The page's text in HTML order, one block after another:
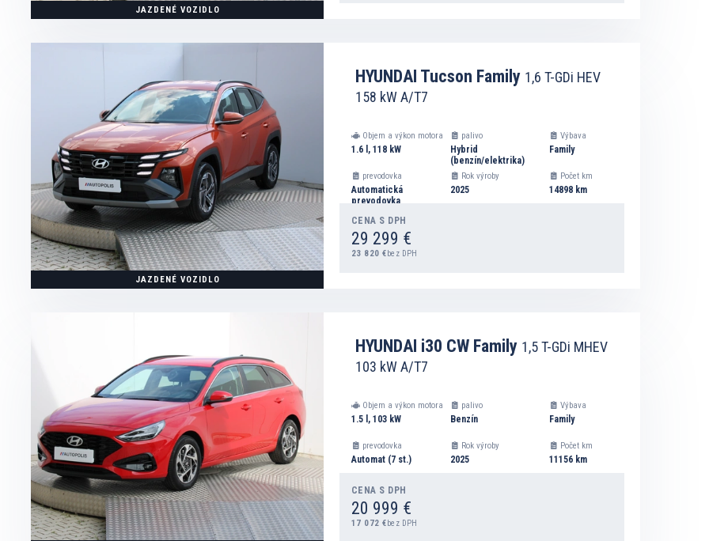
JAZDENÉ VOZIDLO
DETAIL
PRIDAŤ DO ZOZNAMU NA VÝPOČET SPLÁTOK
JAZDENÉ VOZIDLO
HYUNDAI Tucson Family 1,6 T-GDi HEV
158 kW A/T7
Objem a výkon motora
1.6 l, 118 kW
palivo
Hybrid
(benzín/elektrika)
Výbava
Family
prevodovka
Automatická
prevodovka
Rok výroby
2025
Počet km
14898 km
CENA S DPH
29 299 €
23 820 € bez DPH
DETAIL
PRIDAŤ DO ZOZNAMU NA VÝPOČET SPLÁTOK
HYUNDAI i30 CW Family 1,5 T-GDi MHEV
103 kW A/T7
Objem a výkon motora
1.5 l, 103 kW
palivo
Benzín
Výbava
Family
prevodovka
Automat (7 st.)
Rok výroby
2025
Počet km
11156 km
CENA S DPH
20 999 €
17 072 € bez DPH